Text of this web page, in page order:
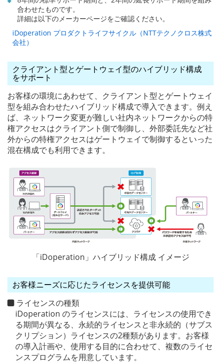
合わせたものです。
詳細は以下のメーカーページをご確認ください。
iDoperation プロダクトライフサイクル（NTTテクノクロス株式
会社）
クライアント型とゲートウェイ型のハイブリッド構成
をサポート
お客様の環境にあわせて、クライアント型とゲートウェイ
型を組み合わせたハイブリッド構成で導入できます。例え
ば、ネットワーク変更が難しい社内ネットワークからの特
権アクセスはクライアント側で制御し、外部委託先など社
外からの特権アクセスはゲートウェイで制御するといった
混在構成でも利用できます。
「iDoperation」ハイブリッド構成 イメージ
お客様ニーズに応じたライセンスを提供可能
ライセンスの種類
iDoperation のライセンスには、ライセンスの使用でき
る期間が異なる、永続的ライセンスと非永続的（サブス
クリプション）ライセンスの2種類があります。お客様
の導入計画や、使用する目的に合わせて、複数のライセ
ンスプログラムを用意しています。